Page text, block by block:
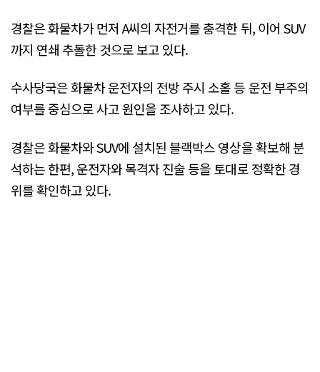
경찰은 화물차가 먼저 A씨의 자전거를 충격한 뒤, 이어 SUV
까지 연쇄 추돌한 것으로 보고 있다.
수사당국은 화물차 운전자의 전방 주시 소홀 등 운전 부주의
여부를 중심으로 사고 원인을 조사하고 있다.
경찰은 화물차와 SUV에 설치된 블랙박스 영상을 확보해 분
석하는 한편, 운전자와 목격자 진술 등을 토대로 정확한 경
위를 확인하고 있다.